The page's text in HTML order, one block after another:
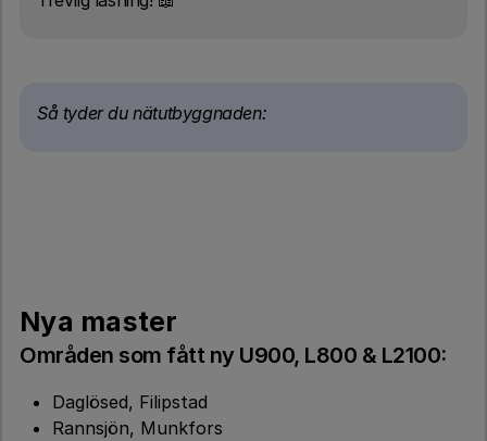
Så tyder du nätutbyggnaden:
Nya master
Områden som fått ny U900, L800 & L2100:
Daglösed, Filipstad
Rannsjön, Munkfors